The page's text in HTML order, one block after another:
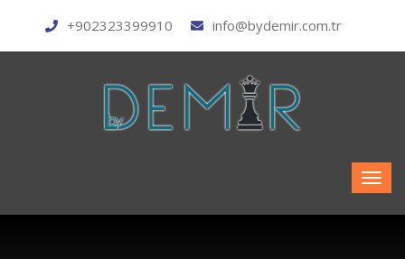
+902323399910 info@bydemir.com.tr